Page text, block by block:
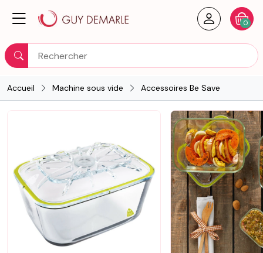
Rechercher
Créer
0
Accueil Machine sous vide Accessoires Be Save